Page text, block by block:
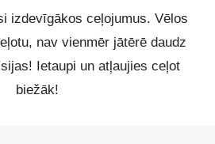
izdevīgākos ceļojumus. Vēlos
nav vienmēr jātērē daudz
Ietaupi un atļaujies ceļot
biežāk!